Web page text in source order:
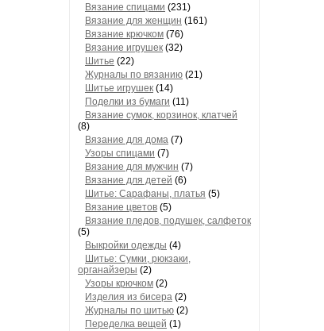
Вязание спицами (231)
Вязание для женщин (161)
Вязание крючком (76)
Вязание игрушек (32)
Шитье (22)
Журналы по вязанию (21)
Шитье игрушек (14)
Поделки из бумаги (11)
Вязание сумок, корзинок, клатчей
(8)
Вязание для дома (7)
Узоры спицами (7)
Вязание для мужчин (7)
Вязание для детей (6)
Шитье: Сарафаны, платья (5)
Вязание цветов (5)
Вязание пледов, подушек, салфеток
(5)
Выкройки одежды (4)
Шитье: Сумки, рюкзаки,
органайзеры (2)
Узоры крючком (2)
Изделия из бисера (2)
Журналы по шитью (2)
Переделка вещей (1)